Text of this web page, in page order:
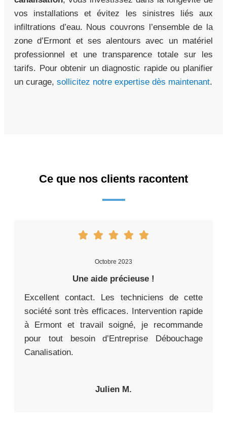
vos installations et évitez les sinistres liés aux
infiltrations d’eau. Nous couvrons l’ensemble de la
zone d’Ermont et ses alentours avec un matériel
professionnel et une transparence totale sur les
tarifs. Pour obtenir un diagnostic rapide ou planifier
un curage, sollicitez notre expertise dès maintenant.
Ce que nos clients racontent
Octobre 2023
Une aide précieuse !
Excellent contact. Les techniciens de cette
société sont très efficaces. Intervention rapide
à Ermont et travail soigné, je recommande
pour tout besoin d’Entreprise Débouchage
Canalisation.
Julien M.